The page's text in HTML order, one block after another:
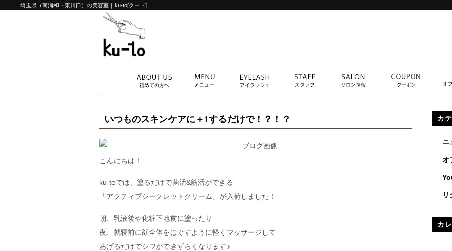
埼玉県（南浦和・東川口）の美容室｜ku-to[クート]
いつものスキンケアに＋1するだけで！？！？
こんにちは！
ku-toでは、塗るだけで菌活&筋活ができる
「アクティブシークレットクリーム」が入荷しました！
朝、乳液後や化粧下地前に塗ったり
夜、就寝前に顔全体をほぐすように軽くマッサージして
あげるだけでシワができずらくなります♪
カ
ニ
オ
リ
カ